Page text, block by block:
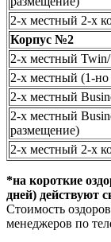
2-х местный 2-х
Корпус №2
2-х местный
2-х местный (1-
2-х местный
2-х местный
размещение)
2-х местный 2-х
*на короткие
дней) действуют
Стоимость
менеджеров по